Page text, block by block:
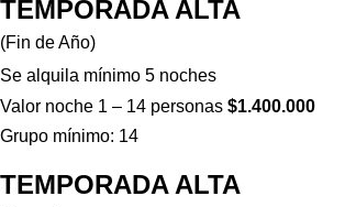
TEMPORADA ALTA
(Fin de Año)
Se alquila mínimo 5 noches
Valor noche 1 – 14 personas $1.400.000
Grupo mínimo: 14
TEMPORADA ALTA